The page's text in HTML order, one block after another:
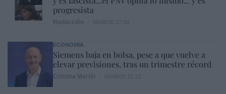
progresista
ECONOMÍA
Siemens baja en bolsa, pese a que vuelve a
elevar previsiones, tras un trimestre récord